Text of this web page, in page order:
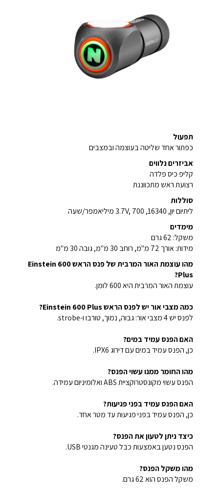
תפעול
כפתור אחד שליטה בעוצמה ובמצבים
אביזרים נלווים
קליפ כיס פלדה
רצועת ראש מתכווננת
סוללות
ליתיום יון, 16340, 3.7V, 700 מיליאמפר/שעה
מימדים
משקל: 62 גרם
מידות: אורך 72 מ"מ, רוחב 30 מ"מ, גובה 30 מ"מ
מהו עוצמת האור המרבית של פנס הראש Einstein 600
Plus?
עוצמת האור המרבית היא 600 לומן.
כמה מצבי אור יש לפנס הראש Einstein 600 Plus?
לפנס יש 4 מצבי אור: גבוה, נמוך, טורבו ו-strobe.
האם הפנס עמיד במים?
כן, הפנס עמיד במים עם דירוג IPX6.
מהו החומר ממנו עשוי הפנס?
הפנס עשוי מקונסטרוקציית ABS ואלומיניום עמידה.
האם הפנס עמיד בפני פגיעות?
כן, הפנס עמיד בפני פגיעות עד מטר אחד.
כיצד ניתן לטעון את הפנס?
הפנס נטען באמצעות כבל טעינה מגנטי USB.
מהו משקל הפנס?
משקל הפנס הוא 62 גרם.